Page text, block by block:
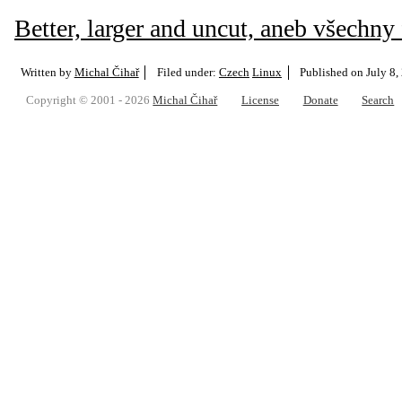
Better, larger and uncut, aneb
Written by Michal Čihař Filed under: Czech Linux Published onJuly 8,
Copyright © 2001 - 2026Michal Čihař License Donate Search